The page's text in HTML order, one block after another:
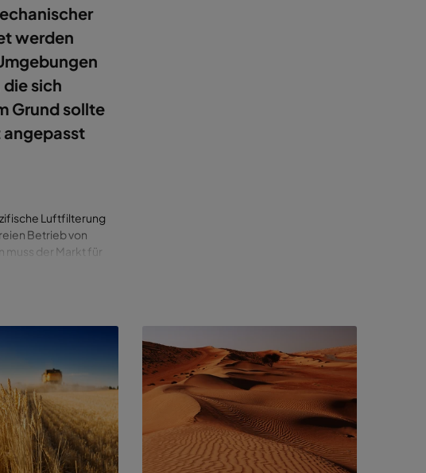
werden
sich
Grund sollte
angepasst
Luftfilterung
Betrieb von
der Markt für
sein, um
Camfil bieten die
können
mit einer
längere
so
und den
für das
ermöglichen es